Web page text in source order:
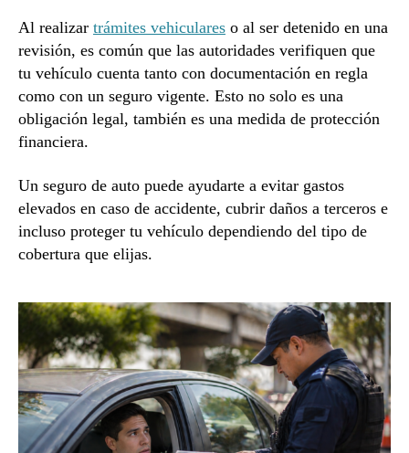
Al realizar trámites vehiculares o al ser detenido en una
revisión, es común que las autoridades verifiquen que
tu vehículo cuenta tanto con documentación en regla
como con un seguro vigente. Esto no solo es una
obligación legal, también es una medida de protección
financiera.
Un seguro de auto puede ayudarte a evitar gastos
elevados en caso de accidente, cubrir daños a terceros e
incluso proteger tu vehículo dependiendo del tipo de
cobertura que elijas.